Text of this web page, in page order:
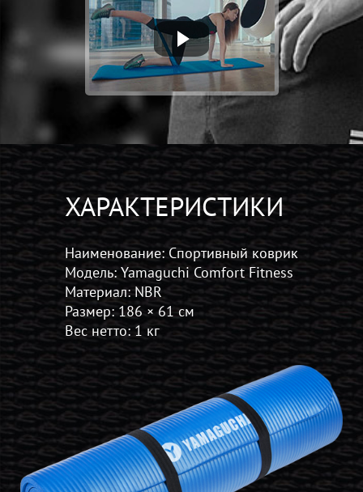
ХАРАКТЕРИСТИКИ
Наименование: Спортивный коврик
Модель: Yamaguchi Comfort Fitness
Материал: NBR
Размер: 186 × 61 см
Вес нетто: 1 кг